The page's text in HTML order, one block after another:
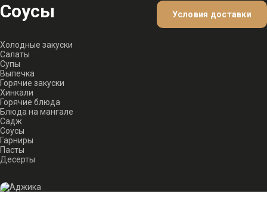
Соусы Условия доставки
Холодные закуски
Салаты
Супы
Выпечка
Горячие закуски
Хинкали
Горячие блюда
Блюда на мангале
Садж
Соусы
Гарниры
Пасты
Десерты